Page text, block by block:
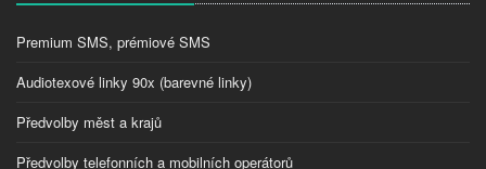
Premium SMS, prémiové SMS
Audiotexové linky 90x (barevné linky)
Předvolby měst a krajů
Předvolby telefonních a mobilních operátorů